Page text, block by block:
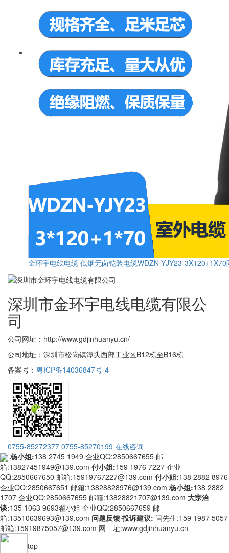
金环宇电线电缆 低烟无卤铠装电缆WDZN-YJY23-
深圳市金环宇电线电缆有限公
司
公司网址：http://www.gdjinhuanyu.cn/
公司地址：深圳市松岗镇潭头西部工业区B12栋至B16栋
备案号： 粤ICP备14036847号-4
0755-85272377 0755-85270199 在线咨询
杨小姐:138 2745 1949 企业QQ:2850667655 邮
箱:13827451949@139.com 付小姐:159 1976 7227 企业
QQ:2850667650 邮箱:15919767227@139.com 付小姐:138 2882 8976
企业QQ:2850667651 邮箱:13828828976@139.com 杨小姐:138 2882
1707 企业QQ:2850667655 邮箱:13828821707@139.com 大宗洽
谈:135 1063 9693翟小姐 企业QQ:2850667659 邮
箱:13510639693@139.com 问题反馈·投诉建议: 闫先生:159 1987 5057
邮箱:15919875057@139.com 网 址:www.gdjinhuanyu.cn
top